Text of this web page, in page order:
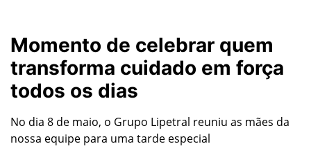
Momento de celebrar quem
transforma cuidado em força
todos os dias
No dia 8 de maio, o Grupo Lipetral reuniu as mães da
nossa equipe para uma tarde especial